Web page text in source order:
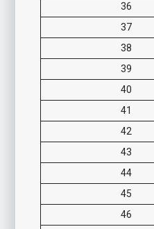
36
37
38
39
40
41
42
43
44
45
46